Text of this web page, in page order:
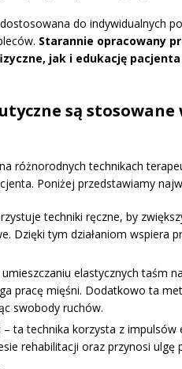
do indywidualnych
Starannie opracowany
jak i edukację
są
różnorodnych technikach
Poniżej przedstawiamy
techniki ręczne, by
Dzięki tym działaniom wspiera
elastycznych taśm
pracę mięśni. Dodatkowo ta
swobody ruchów.
– ta technika korzysta z impulsów
rehabilitacji oraz przynosi ulgę